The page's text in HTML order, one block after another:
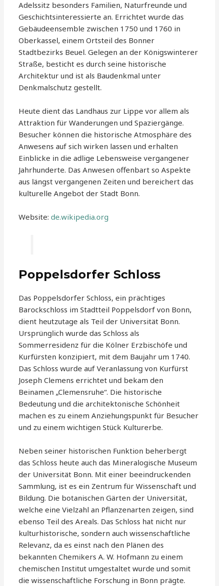
Adelssitz besonders Familien, Naturfreunde und
Geschichtsinteressierte an. Errichtet wurde das
Gebäudeensemble zwischen 1750 und 1760 in
Oberkassel, einem Ortsteil des Bonner
Stadtbezirks Beuel. Gelegen an der Königswinterer
Straße, besticht es durch seine historische
Architektur und ist als Baudenkmal unter
Denkmalschutz gestellt.
Heute dient das Landhaus zur Lippe vor allem als
Attraktion für Wanderungen und Spaziergänge.
Besucher können die historische Atmosphäre des
Anwesens auf sich wirken lassen und erhalten
Einblicke in die adlige Lebensweise vergangener
Jahrhunderte. Das Anwesen offenbart so Aspekte
aus längst vergangenen Zeiten und bereichert das
kulturelle Angebot der Stadt Bonn.
Website:de.wikipedia.org
Poppelsdorfer Schloss
Das Poppelsdorfer Schloss, ein prächtiges
Barockschloss im Stadtteil Poppelsdorf von Bonn,
dient heutzutage als Teil der Universität Bonn.
Ursprünglich wurde das Schloss als
Sommerresidenz für die Kölner Erzbischöfe und
Kurfürsten konzipiert, mit dem Baujahr um 1740.
Das Schloss wurde auf Veranlassung von Kurfürst
Joseph Clemens errichtet und bekam den
Beinamen „Clemensruhe“. Die historische
Bedeutung und die architektonische Schönheit
machen es zu einem Anziehungspunkt für Besucher
und zu einem wichtigen Stück Kulturerbe.
Neben seiner historischen Funktion beherbergt
das Schloss heute auch das Mineralogische Museum
der Universität Bonn. Mit einer beeindruckenden
Sammlung, ist es ein Zentrum für Wissenschaft und
Bildung. Die botanischen Gärten der Universität,
welche eine Vielzahl an Pflanzenarten zeigen, sind
ebenso Teil des Areals. Das Schloss hat nicht nur
kulturhistorische, sondern auch wissenschaftliche
Relevanz, da es einst nach den Plänen des
bekannten Chemikers A. W. Hofmann zu einem
chemischen Institut umgestaltet wurde und somit
die wissenschaftliche Forschung in Bonn prägte.